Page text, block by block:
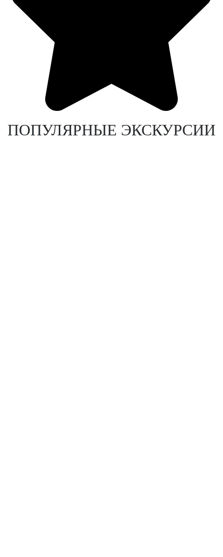
ПОПУЛЯРНЫЕ ЭКСКУРСИИ